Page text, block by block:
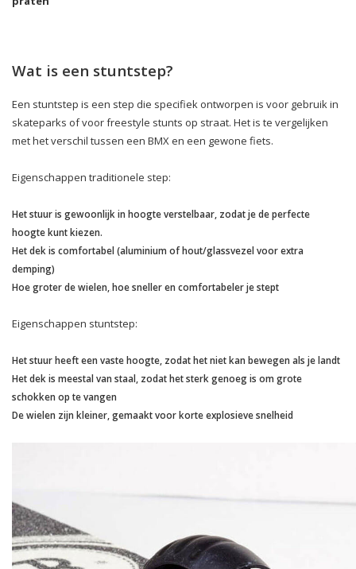
Wat is een stuntstep?
Een stuntstep is een step die specifiek ontworpen is voor gebruik in
skateparks of voor freestyle stunts op straat. Het is te vergelijken
met het verschil tussen een BMX en een gewone fiets.
Eigenschappen traditionele step:
Het stuur is gewoonlijk in hoogte verstelbaar, zodat je de perfecte
hoogte kunt kiezen.
Het dek is comfortabel (aluminium of hout/glassvezel voor extra
demping)
Hoe groter de wielen, hoe sneller en comfortabeler je stept
Eigenschappen stuntstep:
Het stuur heeft een vaste hoogte, zodat het niet kan bewegen als je landt
Het dek is meestal van staal, zodat het sterk genoeg is om grote
schokken op te vangen
De wielen zijn kleiner, gemaakt voor korte explosieve snelheid